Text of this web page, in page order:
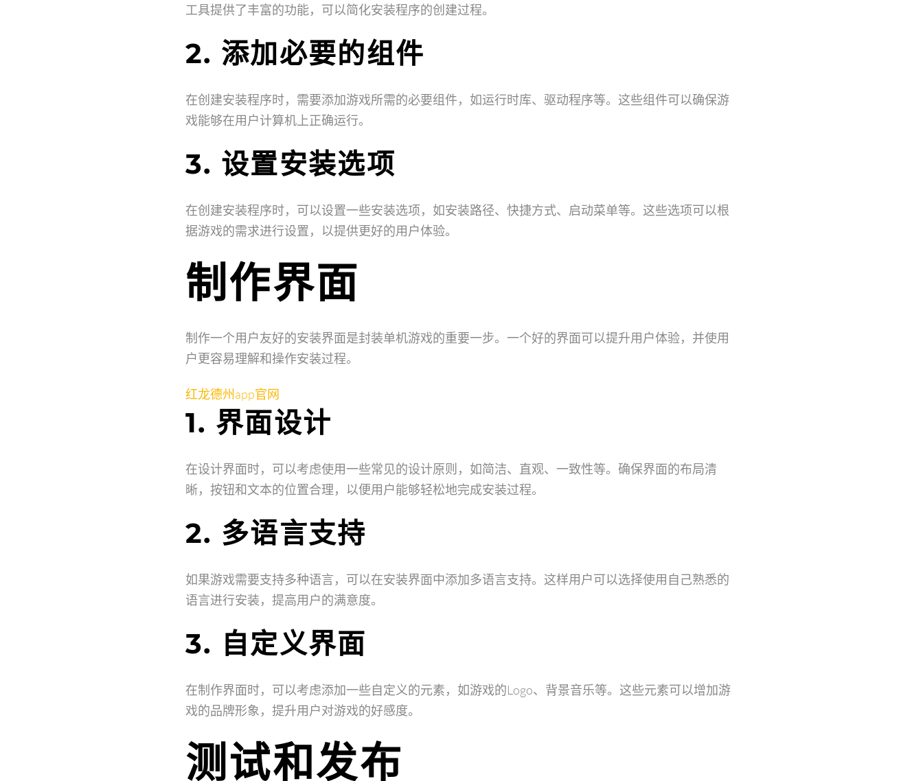
工具提供了丰富的功能，可以简化安装程序的创建过程。
2. 添加必要的组件
在创建安装程序时，需要添加游戏所需的必要组件，如运行时库、驱动程序等。这些组件可以确保游
戏能够在用户计算机上正确运行。
3. 设置安装选项
在创建安装程序时，可以设置一些安装选项，如安装路径、快捷方式、启动菜单等。这些选项可以根
据游戏的需求进行设置，以提供更好的用户体验。
制作界面
制作一个用户友好的安装界面是封装单机游戏的重要一步。一个好的界面可以提升用户体验，并使用
户更容易理解和操作安装过程。
红龙德州app官网
1. 界面设计
在设计界面时，可以考虑使用一些常见的设计原则，如简洁、直观、一致性等。确保界面的布局清
晰，按钮和文本的位置合理，以便用户能够轻松地完成安装过程。
2. 多语言支持
如果游戏需要支持多种语言，可以在安装界面中添加多语言支持。这样用户可以选择使用自己熟悉的
语言进行安装，提高用户的满意度。
3. 自定义界面
在制作界面时，可以考虑添加一些自定义的元素，如游戏的Logo、背景音乐等。这些元素可以增加游
戏的品牌形象，提升用户对游戏的好感度。
测试和发布